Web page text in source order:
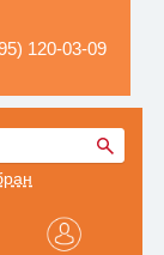
120-03-09